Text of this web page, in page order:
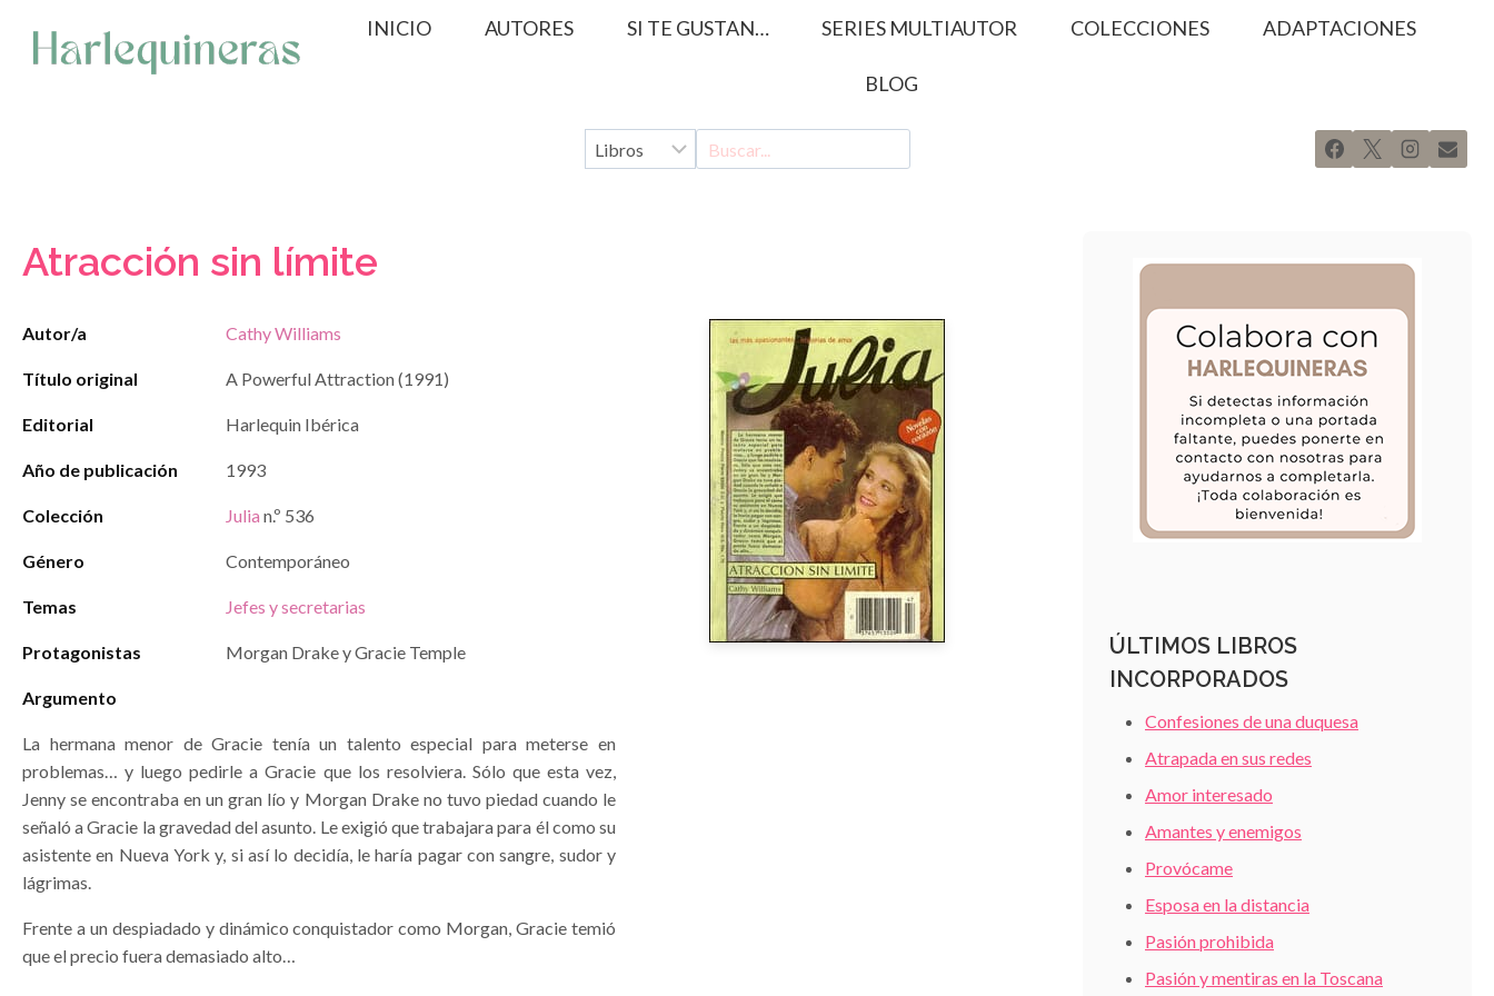
contenido
INICIO AUTORES SI TE GUSTAN… SERIES MULTIAUTOR COLECCIONES ADAPTACIONES
BLOG
Atracción sin límite
Autor/a Cathy Williams
Título original A Powerful Attraction (1991)
Editorial Harlequin Ibérica
Año de publicación 1993
Colección Julia n.º 536
Género Contemporáneo
Temas Jefes y secretarias
Protagonistas Morgan Drake y Gracie Temple
Argumento
La hermana menor de Gracie tenía un talento especial para meterse en
problemas… y luego pedirle a Gracie que los resolviera. Sólo que esta vez,
Jenny se encontraba en un gran lío y Morgan Drake no tuvo piedad cuando le
señaló a Gracie la gravedad del asunto. Le exigió que trabajara para él como su
asistente en Nueva York y, si así lo decidía, le haría pagar con sangre, sudor y
lágrimas.
Frente a un despiadado y dinámico conquistador como Morgan, Gracie temió
que el precio fuera demasiado alto…
ÚLTIMOS LIBROS
INCORPORADOS
Confesiones de una duquesa
Atrapada en sus redes
Amor interesado
Amantes y enemigos
Provócame
Esposa en la distancia
Pasión prohibida
Pasión y mentiras en la Toscana